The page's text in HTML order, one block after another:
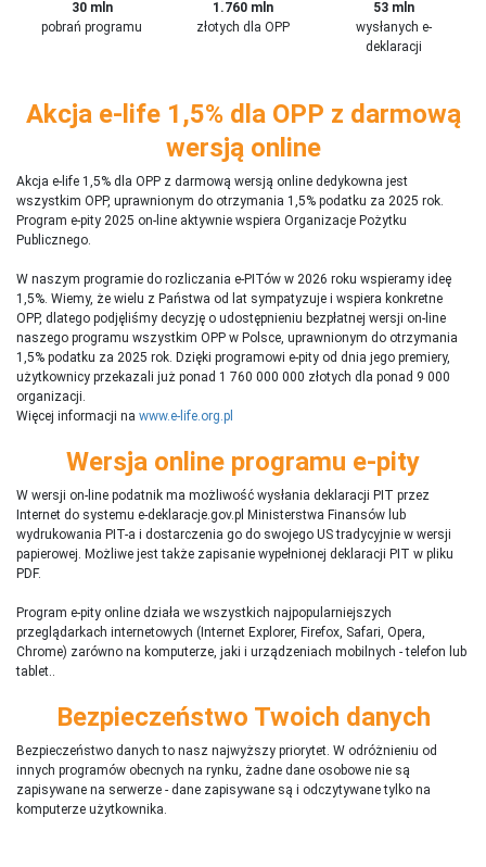
30 mln
pobrań programu
1.760 mln
złotych dla OPP
53 mln
wysłanych e-
deklaracji
Akcja e-life 1,5% dla OPP z darmową
wersją online
Akcja e-life 1,5% dla OPP z darmową wersją online dedykowna jest
wszystkim OPP, uprawnionym do otrzymania 1,5% podatku za 2025 rok.
Program e-pity 2025 on-line aktywnie wspiera Organizacje Pożytku
Publicznego.
W naszym programie do rozliczania e-PITów w 2026 roku wspieramy ideę
1,5%. Wiemy, że wielu z Państwa od lat sympatyzuje i wspiera konkretne
OPP, dlatego podjęliśmy decyzję o udostępnieniu bezpłatnej wersji on-line
naszego programu wszystkim OPP w Polsce, uprawnionym do otrzymania
1,5% podatku za 2025 rok. Dzięki programowi e-pity od dnia jego premiery,
użytkownicy przekazali już ponad 1 760 000 000 złotych dla ponad 9 000
organizacji.
Więcej informacji na www.e-life.org.pl
Wersja online programu e-pity
W wersji on-line podatnik ma możliwość wysłania deklaracji PIT przez
Internet do systemu e-deklaracje.gov.pl Ministerstwa Finansów lub
wydrukowania PIT-a i dostarczenia go do swojego US tradycyjnie w wersji
papierowej. Możliwe jest także zapisanie wypełnionej deklaracji PIT w pliku
PDF.
Program e-pity online działa we wszystkich najpopularniejszych
przeglądarkach internetowych (Internet Explorer, Firefox, Safari, Opera,
Chrome) zarówno na komputerze, jaki i urządzeniach mobilnych - telefon lub
tablet..
Bezpieczeństwo Twoich danych
Bezpieczeństwo danych to nasz najwyższy priorytet. W odróżnieniu od
innych programów obecnych na rynku, żadne dane osobowe nie są
zapisywane na serwerze - dane zapisywane są i odczytywane tylko na
komputerze użytkownika.